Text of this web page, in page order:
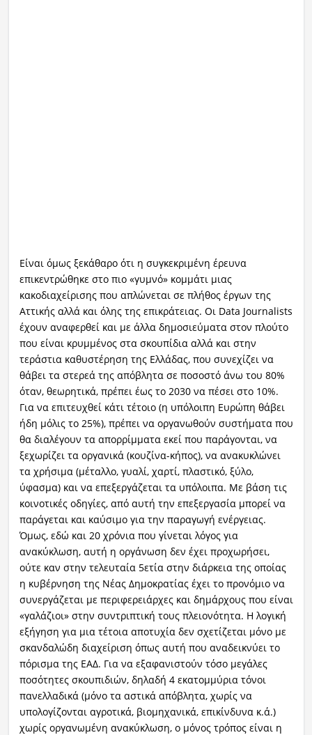
Είναι όμως ξεκάθαρο ότι η συγκεκριμένη έρευνα
επικεντρώθηκε στο πιο «γυμνό» κομμάτι μιας
κακοδιαχείρισης που απλώνεται σε πλήθος έργων της
Αττικής αλλά και όλης της επικράτειας. Οι Data Journalists
έχουν αναφερθεί και με άλλα δημοσιεύματα στον πλούτο
που είναι κρυμμένος στα σκουπίδια αλλά και στην
τεράστια καθυστέρηση της Ελλάδας, που συνεχίζει να
θάβει τα στερεά της απόβλητα σε ποσοστό άνω του 80%
όταν, θεωρητικά, πρέπει έως το 2030 να πέσει στο 10%.
Για να επιτευχθεί κάτι τέτοιο (η υπόλοιπη Ευρώπη θάβει
ήδη μόλις το 25%), πρέπει να οργανωθούν συστήματα που
θα διαλέγουν τα απορρίμματα εκεί που παράγονται, να
ξεχωρίζει τα οργανικά (κουζίνα-κήπος), να ανακυκλώνει
τα χρήσιμα (μέταλλο, γυαλί, χαρτί, πλαστικό, ξύλο,
ύφασμα) και να επεξεργάζεται τα υπόλοιπα. Με βάση τις
κοινοτικές οδηγίες, από αυτή την επεξεργασία μπορεί να
παράγεται και καύσιμο για την παραγωγή ενέργειας.
Όμως, εδώ και 20 χρόνια που γίνεται λόγος για
ανακύκλωση, αυτή η οργάνωση δεν έχει προχωρήσει,
ούτε καν στην τελευταία 5ετία στην διάρκεια της οποίας
η κυβέρνηση της Νέας Δημοκρατίας έχει το προνόμιο να
συνεργάζεται με περιφερειάρχες και δημάρχους που είναι
«γαλάζιοι» στην συντριπτική τους πλειονότητα. Η λογική
εξήγηση για μια τέτοια αποτυχία δεν σχετίζεται μόνο με
σκανδαλώδη διαχείριση όπως αυτή που αναδεικνύει το
πόρισμα της ΕΑΔ. Για να εξαφανιστούν τόσο μεγάλες
ποσότητες σκουπιδιών, δηλαδή 4 εκατομμύρια τόνοι
πανελλαδικά (μόνο τα αστικά απόβλητα, χωρίς να
υπολογίζονται αγροτικά, βιομηχανικά, επικίνδυνα κ.ά.)
χωρίς οργανωμένη ανακύκλωση, ο μόνος τρόπος είναι η